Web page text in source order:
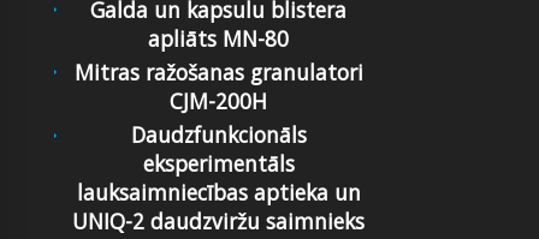
Galda un kapsulu blistera
apliāts MN-80
Mitras ražošanas granulatori
CJM-200H
Daudzfunkcionāls
eksperimentāls
lauksaimniecības aptieka un
UNIQ-2 daudzviržu saimnieks